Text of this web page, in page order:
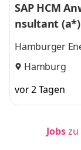
SAP HCM
nsultant (a*)
Hamburger
Hamburg
vor 2 Tagen
Jobszu